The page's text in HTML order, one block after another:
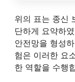
위의 표는 종신
단하게 요약하
안전망을 형성
험은 이러한 요
한 역할을 수행